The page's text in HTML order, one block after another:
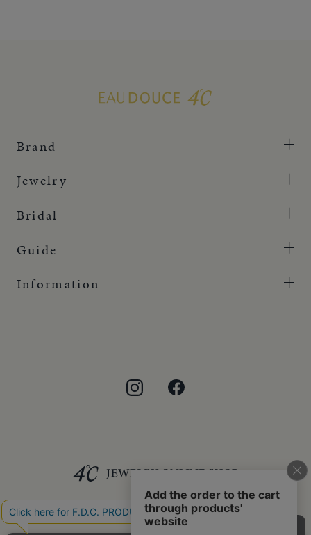
Brand
Jewelry
Bridal
Guide
Information